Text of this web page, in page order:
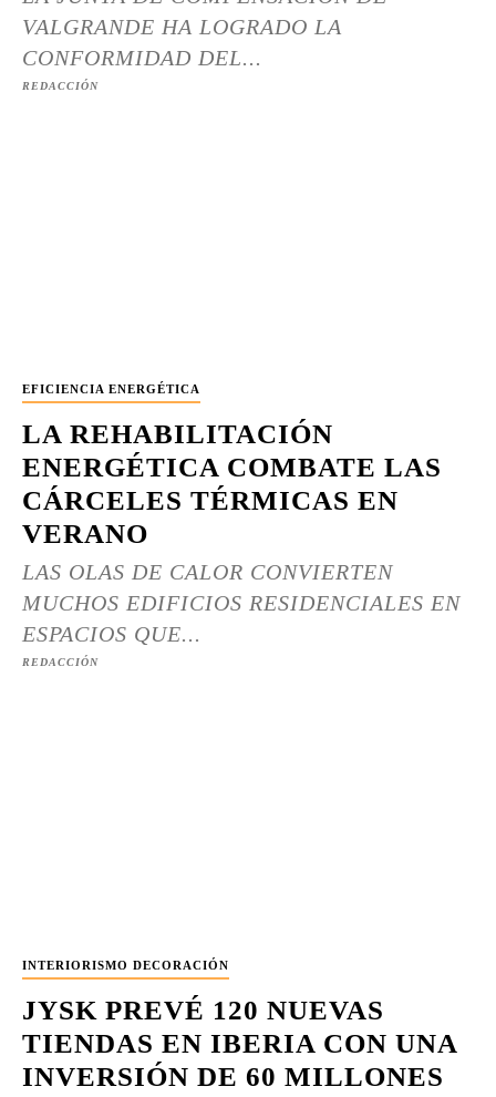
VALGRANDE HA LOGRADO LA
CONFORMIDAD DEL...
REDACCIÓN
EFICIENCIA ENERGÉTICA
LA REHABILITACIÓN
ENERGÉTICA COMBATE LAS
CÁRCELES TÉRMICAS EN
VERANO
LAS OLAS DE CALOR CONVIERTEN
MUCHOS EDIFICIOS RESIDENCIALES EN
ESPACIOS QUE...
REDACCIÓN
INTERIORISMO DECORACIÓN
JYSK PREVÉ 120 NUEVAS
TIENDAS EN IBERIA CON UNA
INVERSIÓN DE 60 MILLONES